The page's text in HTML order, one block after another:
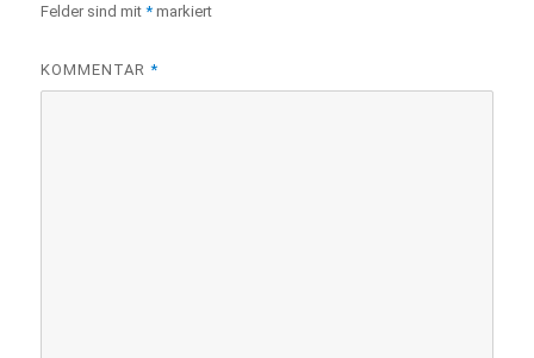
Felder sind mit* markiert
KOMMENTAR*